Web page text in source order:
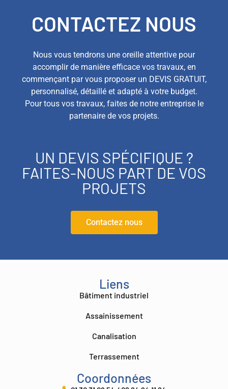
CONTACTEZ NOUS
Nous vous tendrons une oreille attentive pour
accomplir de manière efficace vos travaux, en
commençant par vous proposer un DEVIS GRATUIT,
personnalisé, détaillé et adapté à votre budget.
Pour tous vos travaux, faites de notre entreprise le
partenaire de vos projets.
UN DEVIS SPÉCIFIQUE ?
FAITES-NOUS PART DE VOS
PROJETS
Contactez nous
Liens
Bâtiment industriel
Assainissement
Canalisation
Terrassement
Coordonnées